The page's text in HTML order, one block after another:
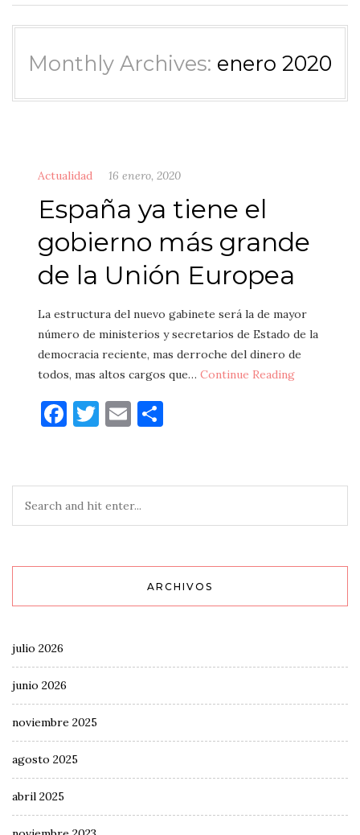
Monthly Archives: enero 2020
Actualidad 16 enero, 2020
España ya tiene el
gobierno más grande
de la Unión Europea
La estructura del nuevo gabinete será la de mayor
número de ministerios y secretarios de Estado de la
democracia reciente, mas derroche del dinero de
todos, mas altos cargos que… Continue Reading
Facebook
Twitter
Email
ARCHIVOS
julio 2026
junio 2026
noviembre 2025
agosto 2025
abril 2025